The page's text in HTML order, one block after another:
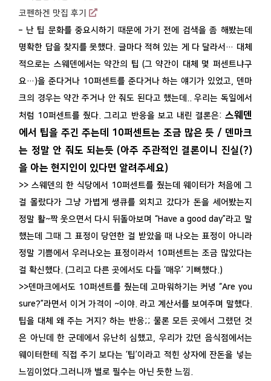
코펜하겐 맛집 후기
– 난 팁 문화를 중요시하기 때문에 가기 전에 검색을 좀 해봤는데
명확한 답을 찾지를 못했다. 글마다 적혀 있는 게 다 달라서… 대체
적으로는 스웨덴에서는 약간의 팁 (그 약간이 대체 몇 퍼센트냐구
요…)을 준다거나 10퍼센트를 준다거나 하는 얘기가 있었고, 덴마
크의 경우는 약간 주거나 안 줘도 된다고 했는데.. 우리는 독일에서
처럼 10퍼센트를 줬다. 그리고 반응을 보고 내린 결론은: 스웨덴
에서 팁을 주긴 주는데 10퍼센트는 조금 많은 듯 / 덴마크
는 정말 안 줘도 되는듯 (아주 주관적인 결론이니 진실(?)
을 아는 현지인이 있다면 알려주세요)
>> 스웨덴의 한 식당에서 10퍼센트를 줬는데 웨이터가 처음에 그
걸 몰랐다가 그냥 가볍게 쌩큐를 외치고 갔다가 돈을 세어봤는지
정말 활~짝 웃으면서 다시 뒤돌아보며 “Have a good day”라고 말
했는데 그때 그 표정이 당연한 걸 받았을 때 나오는 표정이 아니라
정말 기쁨에서 우러나오는 표정이라서 10퍼센트는 조금 많았다는
걸 확신했다. (그리고 다른 곳에서도 다들 ‘매우’ 기뻐했다.)
>>덴마크에서도 10퍼센트를 줬는데 고마워하기는 커녕 “Are you
sure?”라면서 이거 가격이 ~이야. 라고 계산서를 보여주며 말했다.
팁을 대체 왜 주는 거지? 하는 반응;; 물론 모든 곳에서 그랬던 것
은 아닌데 한 군데에서 유난히 심했고, 우리가 갔던 음식점에서는
웨이터한테 직접 주기 보다는 ‘팁’이라고 적힌 상자에 잔돈을 넣는
느낌이었다.그러니까 별로 필수는 아닌 듯한 느낌.